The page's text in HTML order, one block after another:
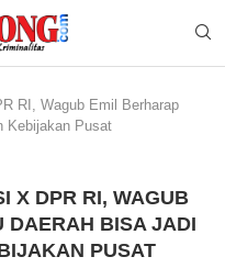
RI, Wagub Emil Berharap
Kebijakan Pusat
X DPR RI, WAGUB
DAERAH BISA JADI
PUSAT